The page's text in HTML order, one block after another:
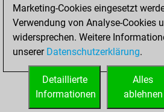
Türme auf der siebten
STARTSEITE
Marketing-Cookies eingesetzt
Verwendung von Analyse-Cookies
widersprechen. Weitere
unserer Datenschutzerklärung.
Alles
ablehnen
Detaillierte
Informationen